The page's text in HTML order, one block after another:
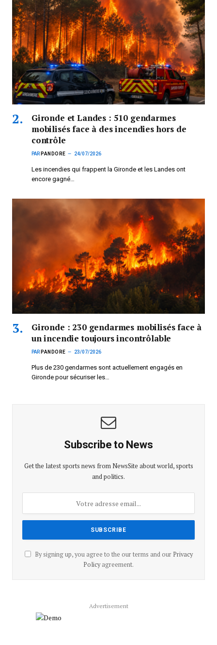
Gironde et Landes : 510 gendarmes
mobilisés face à des incendies hors de
contrôle
PAR PANDORE 24/07/2026
Les incendies qui frappent la Gironde et les Landes ont
encore gagné…
Gironde : 230 gendarmes mobilisés face à
un incendie toujours incontrôlable
PAR PANDORE 23/07/2026
Plus de 230 gendarmes sont actuellement engagés en
Gironde pour sécuriser les…
Subscribe to News
Get the latest sports news from NewsSite about world, sports
and politics.
By signing up, you agree to the our terms and our Privacy
Policyagreement.
Advertisement